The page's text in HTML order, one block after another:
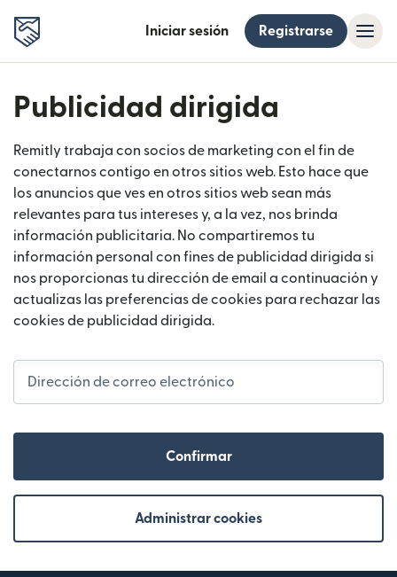
Iniciar sesión Registrarse
Publicidad dirigida
Remitly trabaja con socios de marketing con el fin de
conectarnos contigo en otros sitios web. Esto hace que
los anuncios que ves en otros sitios web sean más
relevantes para tus intereses y, a la vez, nos brinda
información publicitaria. No compartiremos tu
información personal con fines de publicidad dirigida si
nos proporcionas tu dirección de email a continuación y
actualizas las preferencias de cookies para rechazar las
cookies de publicidad dirigida.
Dirección de correo electrónico
Confirmar
Administrar cookies